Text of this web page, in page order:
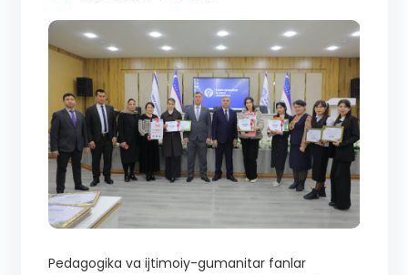
Pedagogika va ijtimoiy-gumanitar fanlar